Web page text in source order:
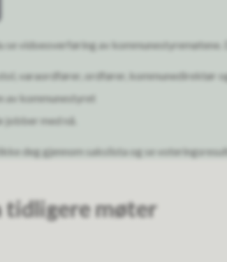
se vidoeoverføring av kommunestyremøtene.
varaordfører, ordfører, kommunedirektør
av kommunestyret
jobber med nå.
deg gjennom sakslista og se
tidligere møter